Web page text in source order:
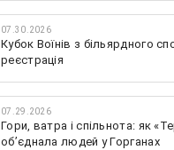
07.30.2026
Кубок Воїнів з більярдного
реєстрація
07.29.2026
Гори, ватра і спільнота: як
об’єднала людей у Горганах